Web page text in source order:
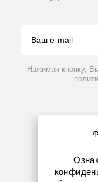
Контакты
Нажимая кнопку,